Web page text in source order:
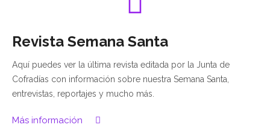
Revista Semana Santa
Aquí puedes ver la última revista editada por la Junta de
Cofradías con información sobre nuestra Semana Santa,
entrevistas, reportajes y mucho más.
Más información